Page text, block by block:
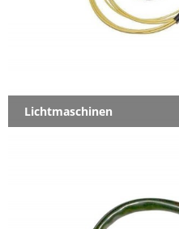
Lichtmaschinen